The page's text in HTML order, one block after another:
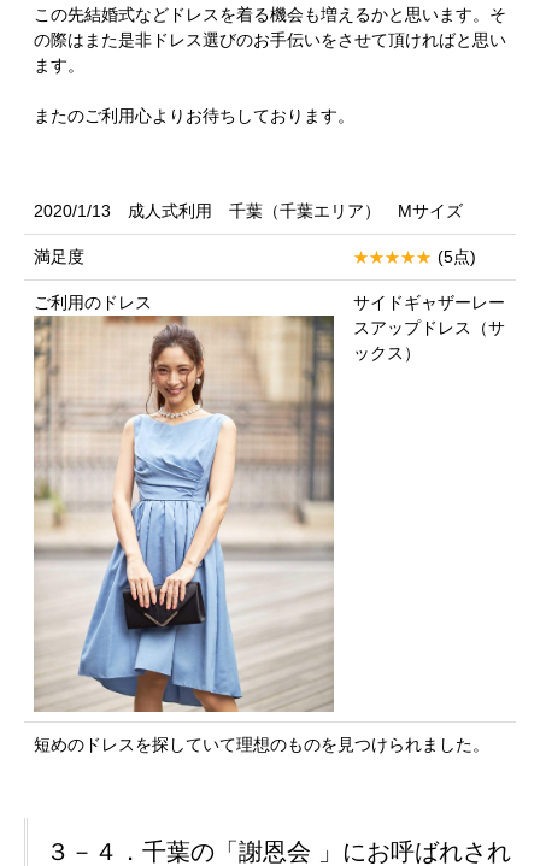
この先結婚式などドレスを着る機会も増えるかと思います。そ
の際はまた是非ドレス選びのお手伝いをさせて頂ければと思い
ます。
またのご利用心よりお待ちしております。
2020/1/13 成人式利用 千葉（千葉エリア） Mサイズ
満足度 (5点)
ご利用のドレス
サイドギャザーレー
スアップドレス（サ
ックス）
短めのドレスを探していて理想のものを見つけられました。
３－４．千葉の「謝恩会 」にお呼ばれされ